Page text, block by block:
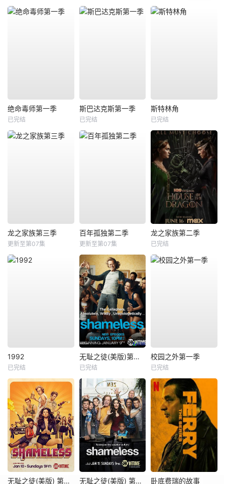
绝命毒师第一季
已完结
斯巴达克斯第一季
已完结
斯特林角
已完结
龙之家族第三季
更新至第07集
百年孤独第二季
更新至第07集
龙之家族第二季
已完结
1992
已完结
无耻之徒(美版)第一季
已完结
校园之外第一季
已完结
无耻之徒(美版) 第六季 无耻之徒(美版) 第五季 卧底费瑞的故事